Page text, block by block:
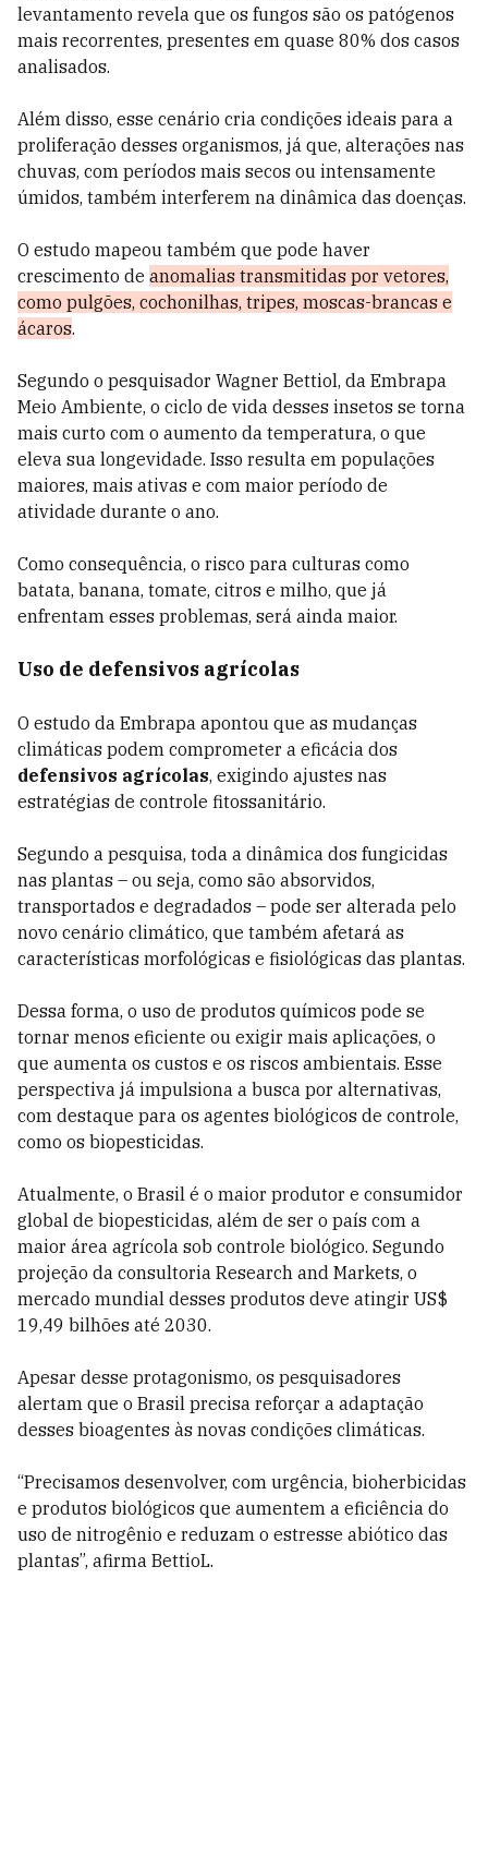
levantamento revela que os fungos são os patógenos
mais recorrentes, presentes em quase 80% dos casos
analisados.
Além disso, esse cenário cria condições ideais para a
proliferação desses organismos, já que, alterações nas
chuvas, com períodos mais secos ou intensamente
úmidos, também interferem na dinâmica das doenças.
O estudo mapeou também que pode haver
crescimento de anomalias transmitidas por vetores,
como pulgões, cochonilhas, tripes, moscas-brancas e
ácaros.
Segundo o pesquisador Wagner Bettiol, da Embrapa
Meio Ambiente, o ciclo de vida desses insetos se torna
mais curto com o aumento da temperatura, o que
eleva sua longevidade. Isso resulta em populações
maiores, mais ativas e com maior período de
atividade durante o ano.
Como consequência, o risco para culturas como
batata, banana, tomate, citros e milho, que já
enfrentam esses problemas, será ainda maior.
Uso de defensivos agrícolas
O estudo da Embrapa apontou que as mudanças
climáticas podem comprometer a eficácia dos
defensivos agrícolas, exigindo ajustes nas
estratégias de controle fitossanitário.
Segundo a pesquisa, toda a dinâmica dos fungicidas
nas plantas – ou seja, como são absorvidos,
transportados e degradados – pode ser alterada pelo
novo cenário climático, que também afetará as
características morfológicas e fisiológicas das plantas.
Dessa forma, o uso de produtos químicos pode se
tornar menos eficiente ou exigir mais aplicações, o
que aumenta os custos e os riscos ambientais. Esse
perspectiva já impulsiona a busca por alternativas,
com destaque para os agentes biológicos de controle,
como os biopesticidas.
Atualmente, o Brasil é o maior produtor e consumidor
global de biopesticidas, além de ser o país com a
maior área agrícola sob controle biológico. Segundo
projeção da consultoria Research and Markets, o
mercado mundial desses produtos deve atingir US$
19,49 bilhões até 2030.
Apesar desse protagonismo, os pesquisadores
alertam que o Brasil precisa reforçar a adaptação
desses bioagentes às novas condições climáticas.
“Precisamos desenvolver, com urgência, bioherbicidas
e produtos biológicos que aumentem a eficiência do
uso de nitrogênio e reduzam o estresse abiótico das
plantas”, afirma BettioL.